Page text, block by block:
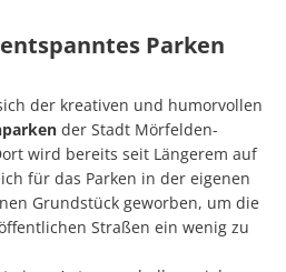
Parken
der kreativen und humorvollen
der Stadt Mörfelden-
wird bereits seit Längerem auf
für das Parken in der eigenen
Grundstück geworben, um die
Straßen ein wenig zu